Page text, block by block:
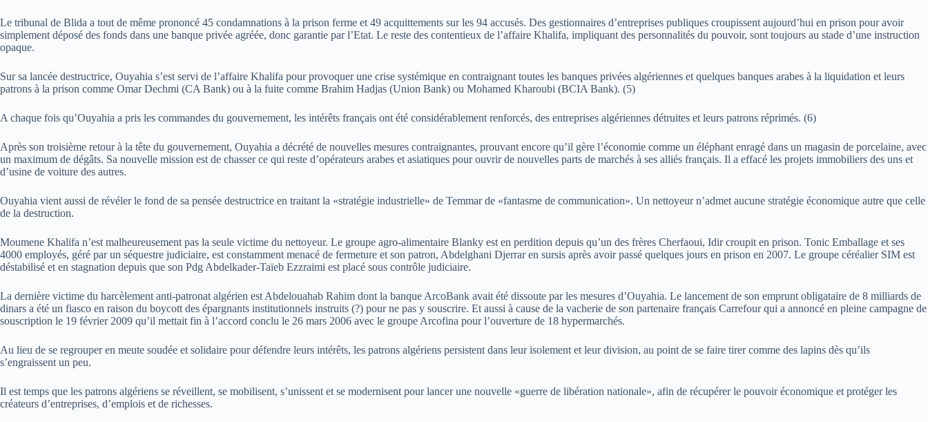
Le tribunal de Blida a tout de même prononcé 45 condamnations à la prison ferme et 49 acquittements sur les 94 accusés. Des gestionnaires d’entreprises publiques croupissent aujourd’hui en prison pour avoir
simplement déposé des fonds dans une banque privée agréée, donc garantie par l’Etat. Le reste des contentieux de l’affaire Khalifa, impliquant des personnalités du pouvoir, sont toujours au stade d’une instruction
opaque.
Sur sa lancée destructrice, Ouyahia s’est servi de l’affaire Khalifa pour provoquer une crise systémique en contraignant toutes les banques privées algériennes et quelques banques arabes à la liquidation et leurs
patrons à la prison comme Omar Dechmi (CA Bank) ou à la fuite comme Brahim Hadjas (Union Bank) ou Mohamed Kharoubi (BCIA Bank). (5)
A chaque fois qu’Ouyahia a pris les commandes du gouvernement, les intérêts français ont été considérablement renforcés, des entreprises algériennes détruites et leurs patrons réprimés. (6)
Après son troisième retour à la tête du gouvernement, Ouyahia a décrété de nouvelles mesures contraignantes, prouvant encore qu’il gère l’économie comme un éléphant enragé dans un magasin de porcelaine, avec
un maximum de dégâts. Sa nouvelle mission est de chasser ce qui reste d’opérateurs arabes et asiatiques pour ouvrir de nouvelles parts de marchés à ses alliés français. Il a effacé les projets immobiliers des uns et
d’usine de voiture des autres.
Ouyahia vient aussi de révéler le fond de sa pensée destructrice en traitant la «stratégie industrielle» de Temmar de «fantasme de communication». Un nettoyeur n’admet aucune stratégie économique autre que celle
de la destruction.
Moumene Khalifa n’est malheureusement pas la seule victime du nettoyeur. Le groupe agro-alimentaire Blanky est en perdition depuis qu’un des frères Cherfaoui, Idir croupit en prison. Tonic Emballage et ses
4000 employés, géré par un séquestre judiciaire, est constamment menacé de fermeture et son patron, Abdelghani Djerrar en sursis après avoir passé quelques jours en prison en 2007. Le groupe céréalier SIM est
déstabilisé et en stagnation depuis que son Pdg Abdelkader-Taïeb Ezzraimi est placé sous contrôle judiciaire.
La dernière victime du harcèlement anti-patronat algérien est Abdelouahab Rahim dont la banque ArcoBank avait été dissoute par les mesures d’Ouyahia. Le lancement de son emprunt obligataire de 8 milliards de
dinars a été un fiasco en raison du boycott des épargnants institutionnels instruits (?) pour ne pas y souscrire. Et aussi à cause de la vacherie de son partenaire français Carrefour qui a annoncé en pleine campagne de
souscription le 19 février 2009 qu’il mettait fin à l’accord conclu le 26 mars 2006 avec le groupe Arcofina pour l’ouverture de 18 hypermarchés.
Au lieu de se regrouper en meute soudée et solidaire pour défendre leurs intérêts, les patrons algériens persistent dans leur isolement et leur division, au point de se faire tirer comme des lapins dès qu’ils
s’engraissent un peu.
Il est temps que les patrons algériens se réveillent, se mobilisent, s’unissent et se modernisent pour lancer une nouvelle «guerre de libération nationale», afin de récupérer le pouvoir économique et protéger les
créateurs d’entreprises, d’emplois et de richesses.